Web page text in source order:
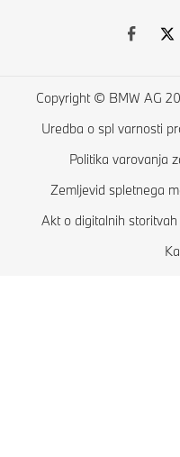
Seznam želja
Trgovina
Aktualne ponudbe BMW
Primerjaj vozila
Trgovina BMW Lifestyle
BMW serije 2
BMW serije 1
BMW serije M
Limuzine BMW
Konceptna vozila BMW
Copyright © BMW AG
Uredba o spl varnosti
Politika varovanja
Zemljevid spletnega
Akt o digitalnih storitvah